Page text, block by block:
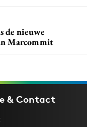
de nieuwe
Marcommit
& Contact